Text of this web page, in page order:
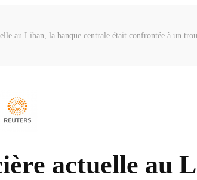
au Liban, la banque centrale était confrontée à un
actuelle au